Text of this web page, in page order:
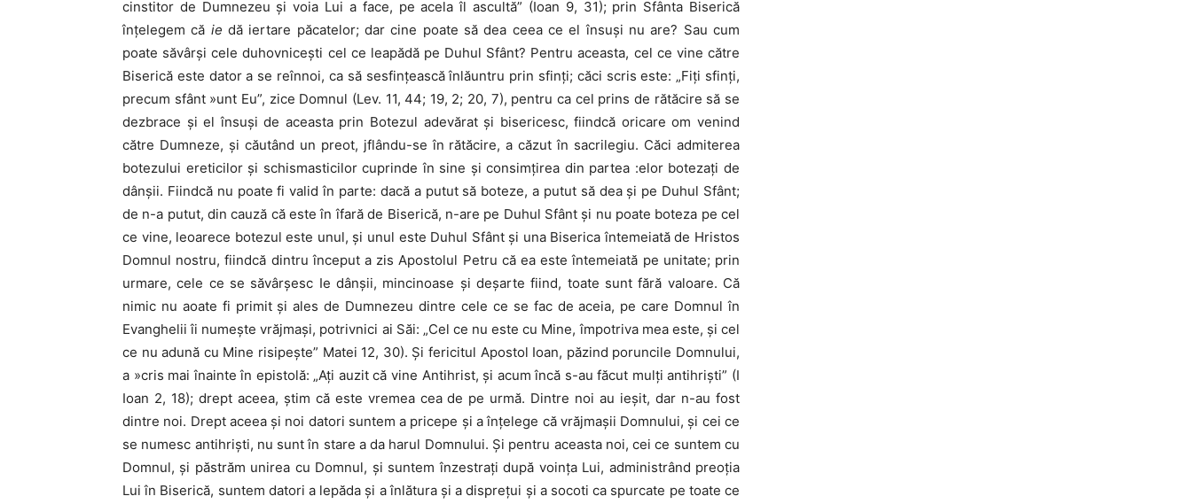
cinstitor de Dumnezeu şi voia Lui a face, pe acela îl ascultă” (Ioan 9, 31); prin Sfânta Biserică
înţelegem că iedă iertare păcatelor; dar cine poate să dea ceea ce el însuşi nu are? Sau cum
poate săvârşi cele duhovniceşti cel ce leapădă pe Duhul Sfânt? Pentru aceasta, cel ce vine către
Biserică este dator a se reînnoi, ca să sesfinţească înlăuntru prin sfinţi; căci scris este: „Fiţi sfinţi,
precum sfânt »unt Eu”, zice Domnul (Lev. 11, 44; 19, 2; 20, 7), pentru ca cel prins de rătăcire să se
dezbrace şi el însuşi de aceasta prin Botezul adevărat şi bis­ericesc, fiindcă oricare om venind
către Dumneze, şi căutând un preot, jflându-se în rătăcire, a căzut în sacrilegiu. Căci admiterea
botezului ereticilor şi schismasticilor cuprinde în sine şi consimţirea din partea :elor botezaţi de
dânşii. Fiindcă nu poate fi valid în parte: dacă a putut să boteze, a putut să dea şi pe Duhul Sfânt;
de n-a putut, din cauză că este în îfară de Biserică, n-are pe Duhul Sfânt şi nu poate boteza pe cel
ce vine, leoarece botezul este unul, şi unul este Duhul Sfânt şi una Biserica înte­meiată de Hristos
Domnul nostru, fiindcă dintru început a zis Apostolul Petru că ea este întemeiată pe unitate; prin
urmare, cele ce se săvârşesc Ie dânşii, mincinoase şi deşarte fiind, toate sunt fără valoare. Că
nimic nu aoate fi primit şi ales de Dumnezeu dintre cele ce se fac de aceia, pe care Domnul în
Evanghelii îi numeşte vrăjmaşi, potrivnici ai Săi: „Cel ce nu este cu Mine, împotriva mea este, şi cel
ce nu adună cu Mine risipeşte” Matei 12, 30). Şi fericitul Apostol Ioan, păzind poruncile Domnului,
a »cris mai înainte în epistolă: „Aţi auzit că vine Antihrist, şi acum încă s-au făcut mulţi antihrişti” (I
Ioan 2, 18); drept aceea, ştim că este vremea cea de pe urmă. Dintre noi au ieşit, dar n-au fost
dintre noi. Drept aceea şi noi datori suntem a pricepe şi a înţelege că vrăjmaşii Domnului, şi cei ce
se numesc antihrişti, nu sunt în stare a da harul Domnului. Şi pentru aceas­ta noi, cei ce suntem cu
Domnul, şi păstrăm unirea cu Domnul, şi suntem înzestraţi după voinţa Lui, administrând preoţia
Lui în Biserică, suntem datori a lepăda şi a înlătura şi a dispreţui şi a socoti ca spurcate pe toate ce